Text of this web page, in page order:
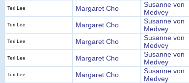
Teri Lee Margaret Cho
Susanne von
Medvey
Teri Lee Margaret Cho
Susanne von
Medvey
Teri Lee Margaret Cho
Susanne von
Medvey
Teri Lee Margaret Cho
Susanne von
Medvey
Teri Lee Margaret Cho
Susanne von
Medvey